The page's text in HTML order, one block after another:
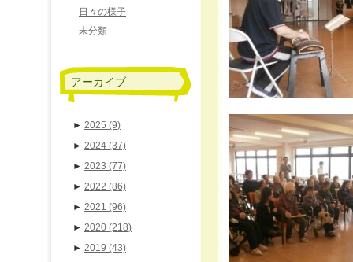
日々の様子
未分類
アーカイブ
► 2025 (9)
► 2024 (37)
► 2023 (77)
► 2022 (86)
► 2021 (96)
► 2020 (218)
► 2019 (43)